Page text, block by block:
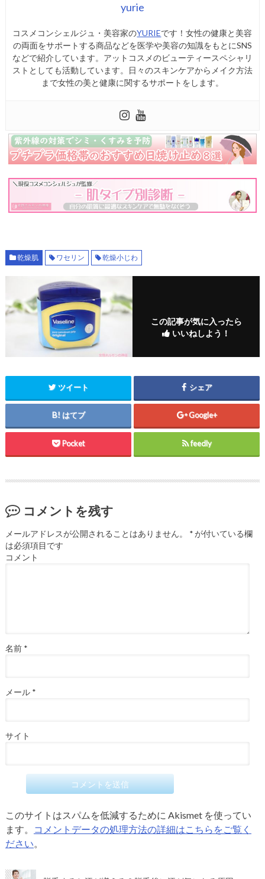
yurie
コスメコンシェルジュ・美容家のYURIEです！女性の健康と美容
の両面をサポートする商品などを医学や美容の知識をもとにSNS
などで紹介しています。アットコスメのビューティースペシャリ
ストとしても活動しています。日々のスキンケアからメイク方法
まで女性の美と健康に関するサポートをします。
乾燥肌 ワセリン 乾燥小じわ
この記事が気に入ったら
いいねしよう！
ツイート シェア
はてブ Google+
Pocket feedly
コメントを残す
メールアドレスが公開されることはありません。 *が付いている欄
は必須項目です
コメント
名前 *
メール *
サイト
このサイトはスパムを低減するために Akismet を使ってい
ます。
コメントデータの処理方法の詳細はこちらをご覧く
ださい